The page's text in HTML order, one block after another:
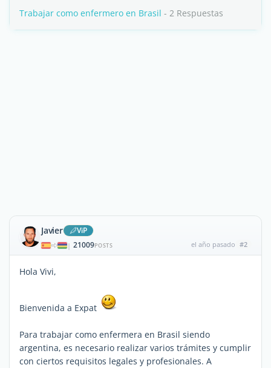
Trabajar como enfermero en Brasil - 2 Respuestas
Javier ViP
| 21009POSTS el año pasado #2
Hola Vivi,
Bienvenida a Expat
Para trabajar como enfermera en Brasil siendo
argentina, es necesario realizar varios trámites y cumplir
con ciertos requisitos legales y profesionales. A